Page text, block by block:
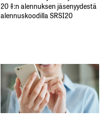
20 %:n alennuksen jäsenyydestä
alennuskoodilla SRSI20